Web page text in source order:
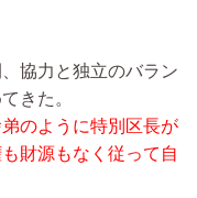
協力と独立のバラン
きた。
のように特別区長が
財源もなく従って自